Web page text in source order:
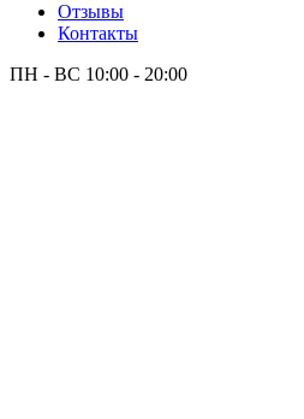
Отзывы
Контакты
ПН - ВС 10:00 - 20:00